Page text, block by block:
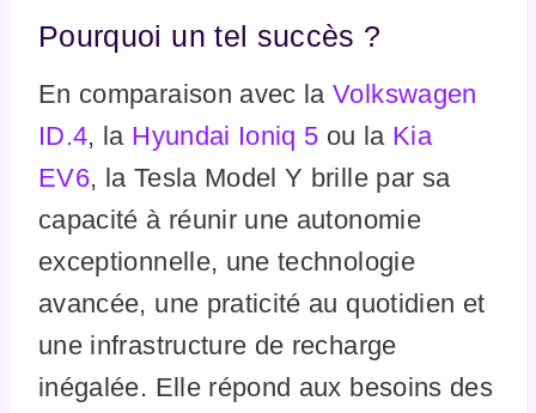
Pourquoi un tel succès ?
En comparaison avec laVolkswagen
ID.4, la Hyundai Ioniq 5 ou la Kia
EV6, la Tesla Model Y brille par sa
capacité à réunir une autonomie
exceptionnelle, une technologie
avancée, une praticité au quotidien et
une infrastructure de recharge
inégalée. Elle répond aux besoins des